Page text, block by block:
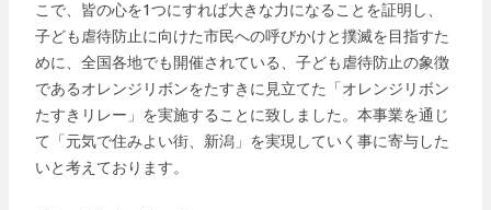
こで、皆の心を1つにすれば大きな力になることを証明し、
子ども虐待防止に向けた市民への呼びかけと撲滅を目指すた
めに、全国各地でも開催されている、子ども虐待防止の象徴
であるオレンジリボンをたすきに見立てた「オレンジリボン
たすきリレー」を実施することに致しました。本事業を通じ
て「元気で住みよい街、新潟」を実現していく事に寄与した
いと考えております。